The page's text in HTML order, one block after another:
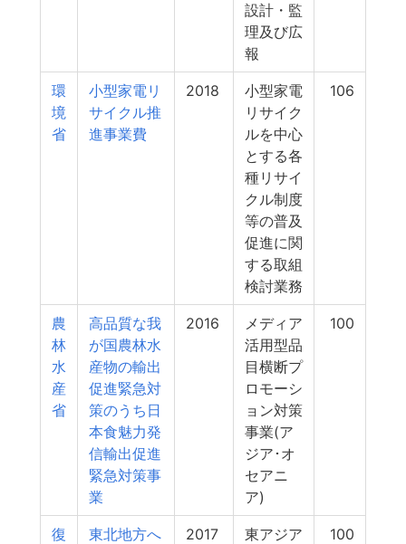
設計・監
理及び広
報
環
境
省
小型家電リ
サイクル推
進事業費
2018
小型家電
リサイク
ルを中心
とする各
種リサイ
クル制度
等の普及
促進に関
する取組
検討業務
106
農
林
水
産
省
高品質な我
が国農林水
産物の輸出
促進緊急対
策のうち日
本食魅力発
信輸出促進
緊急対策事
業
2016
メディア
活用型品
目横断プ
ロモーシ
ョン対策
事業(ア
ジア･オ
セアニ
ア)
100
復
東北地方へ
2017
東アジア
100